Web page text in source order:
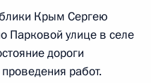
конференц-связи
Президента
Российской
противодействия
Крым Сергею
Парковой улице в селе
дороги
работ.